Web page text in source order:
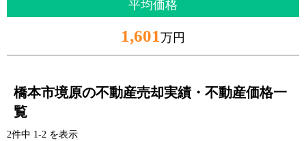
平均価格
1,601万円
橋本市境原の不動産売却実績・不動産価格一
覧
2件中 1-2 を表示